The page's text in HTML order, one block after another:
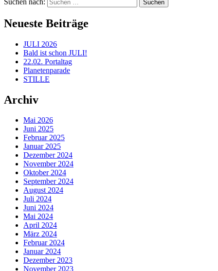
Neueste Beiträge
JULI 2026
Bald ist schon JULI!
22.02. Portaltag
Planetenparade
STILLE
Archiv
Mai 2026
Juni 2025
Februar 2025
Januar 2025
Dezember 2024
November 2024
Oktober 2024
September 2024
August 2024
Juli 2024
Juni 2024
Mai 2024
April 2024
März 2024
Februar 2024
Januar 2024
Dezember 2023
November 2023